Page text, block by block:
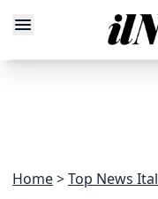
Home Top News